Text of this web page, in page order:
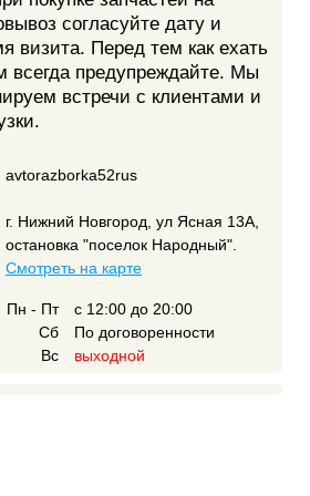
согласуйте дату и
визита. Перед тем как ехать
всегда предупреждайте. Мы
встречи с клиентами и
avtorazborka52rus
г. Нижний Новгород, ул Ясная 13А,
остановка "поселок Народный".
Смотреть на карте
Пн - Пт
с 12:00 до 20:00
Сб
По договоренности
Вс
выходной